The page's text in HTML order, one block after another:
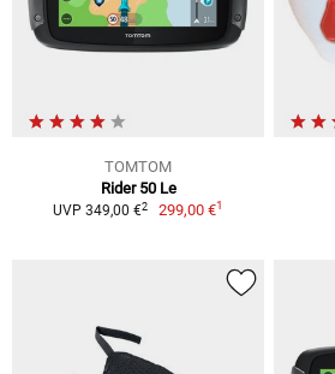
TOMTOM
Rider 50 Le
UVP 349,00 €2 299,00 €1